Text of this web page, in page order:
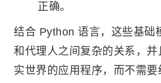
正确。
结合 Python 语言，这些基础
和代理人之间复杂的关系，
实世界的应用程序，而不需